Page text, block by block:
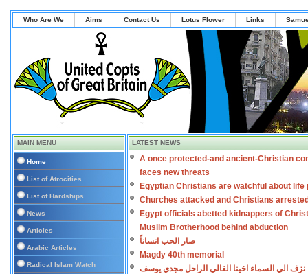
Who Are We Aims Contact Us Lotus Flower Links
MAIN MENU
Home
List of Atrocities
List of Hardships
News
Articles
Arabic Articles
Radical Islam Watch
LATEST NEWS
A once protected-and ancient-Christian
faces new threats
Egyptian Christians are watchful about life
Churches attacked and Christians
Egypt officials abetted kidnappers of
Muslim Brotherhood behind abduction
صار الحب انساناً
Magdy 40th memorial
نزف الي السماء اخينا الغالي الراحل مجدي يوسف